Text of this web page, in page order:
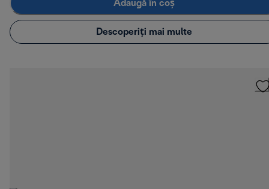
Adaugă în coș
Descoperiți mai multe